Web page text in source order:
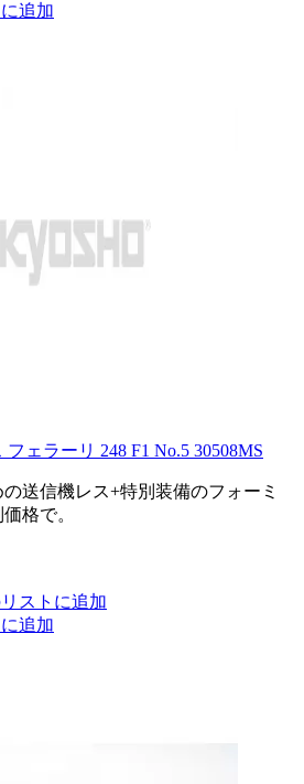
追加
フェラーリ 248 F1 No.5 30508MS
送信機レス+特別装備のフォーミ
格で。
ストに追加
追加